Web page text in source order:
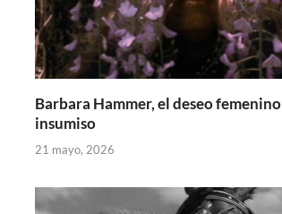
Barbara Hammer, el deseo femenino
insumiso
21 mayo, 2026